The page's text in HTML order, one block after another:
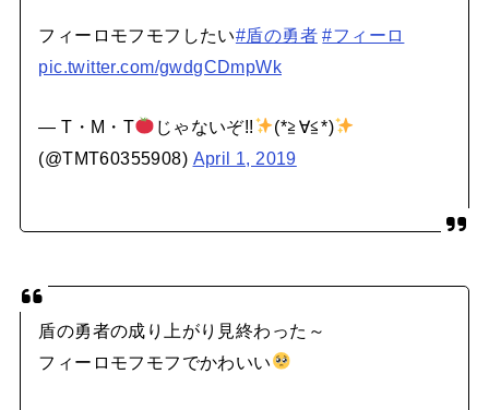
フィーロモフモフしたい#盾の勇者 #フィーロ
pic.twitter.com/gwdgCDmpWk
— T・M・T じゃないぞ!!
(*≧∀≦*)
(@TMT60355908) April 1, 2019
盾の勇者の成り上がり見終わった～
フィーロモフモフでかわいい